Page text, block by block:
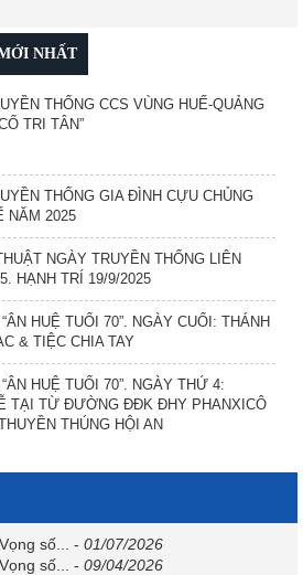
NHẤT
THỐNG CCS VÙNG HUẾ-QUẢNG
TRI TÂN”
THỐNG GIA ĐÌNH CỰU CHỦNG
NĂM 2025
NGÀY TRUYỀN THỐNG LIÊN
HẠNH TRÍ 19/9/2025
HUỆ TUỔI 70”. NGÀY CUỐI: THÁNH
& TIỆC CHIA TAY
HUỆ TUỔI 70”. NGÀY THỨ 4:
TẠI TỪ ĐƯỜNG ĐĐK ĐHY PHANXICÔ
THÚNG HỘI AN
số... - 01/07/2026
số...
- 09/04/2026